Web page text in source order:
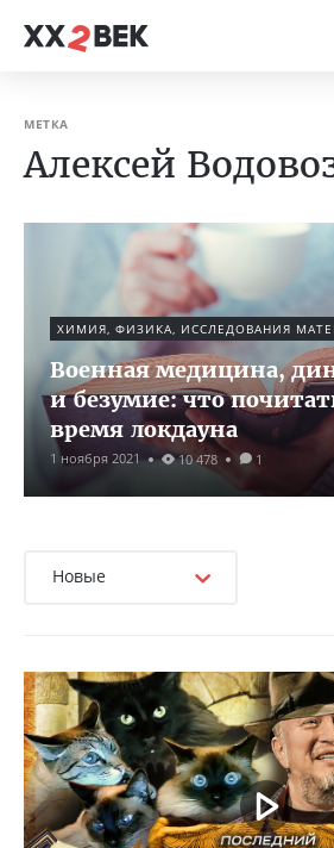
МЕТКА
Алексей
ХИМИЯ, ФИЗИКА, ИССЛЕДОВАНИЯ
Военная медицина,
и безумие: что
время локдауна
1 ноября 2021 10 478 1
Новые